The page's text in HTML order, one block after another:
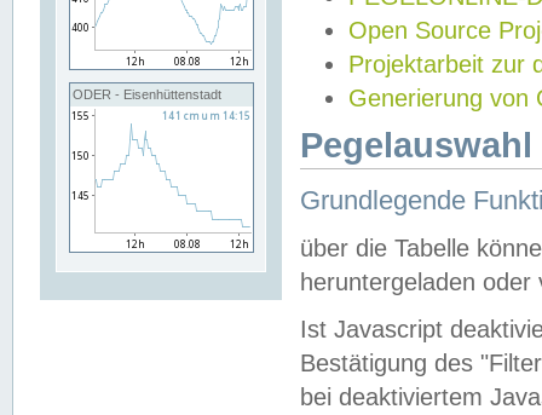
ODER - Eisenhüttenstadt
Open Source
Projektarbeit zur
Generierung von
Grundlegende
über die Tabelle
heruntergeladen oder
Ist Javascript
Bestätigung des
bei deaktiviertem